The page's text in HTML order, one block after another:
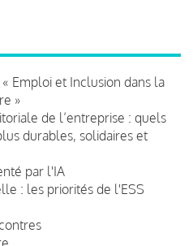
Emploi et Inclusion dans la
»
de l’entreprise : quels
durables, solidaires et
par l'IA
: les priorités de l'ESS